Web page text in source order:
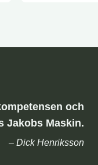
och
Jakobs Maskin.
– Dick Henriksson